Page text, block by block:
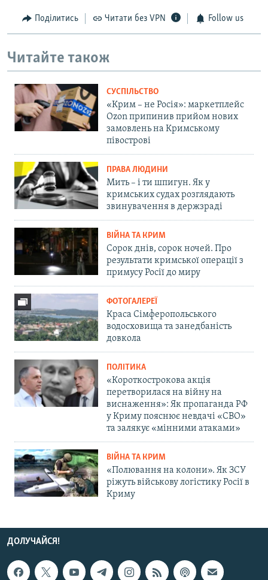
Поділитись Читати без VPN Follow us
Читайте також
СУСПІЛЬСТВО
«Крим – не Росія»: маркетплейс
Ozon припинив прийом нових
замовлень на Кримському
півострові
ПРАВА ЛЮДИНИ
Мить – і ти шпигун. Як у
кримських судах розглядають
звинувачення в держзраді
ВІЙНА ТА КРИМ
Сорок днів, сорок ночей. Про
результати кримської операції з
примусу Росії до миру
ФОТОГАЛЕРЕЇ
Краса Сімферопольського
водосховища та занедбаність
довкола
ПОЛІТИКА
«Короткострокова акція
перетворилася на війну на
виснаження»: Як пропаганда РФ
у Криму пояснює невдачі «СВО»
та залякує «мінними атаками»
ВІЙНА ТА КРИМ
«Полювання на колони». Як ЗСУ
ріжуть військову логістику Росії в
Криму
ДОЛУЧАЙСЯ!